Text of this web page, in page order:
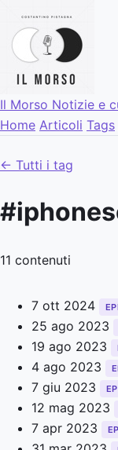
Il Morso Notizie e
Home Articoli Tags
← Tutti i tag
11 contenuti
7 ott 2024
25 ago 2023
19 ago 2023
4 ago 2023
7 giu 2023
12 mag 2023
7 apr 2023